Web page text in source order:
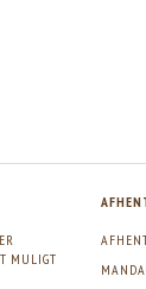
MULIGT